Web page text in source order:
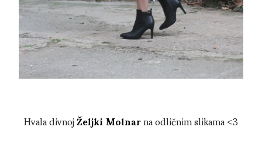
Hvala divnojŽeljki Molnarna odličnim slikama <3